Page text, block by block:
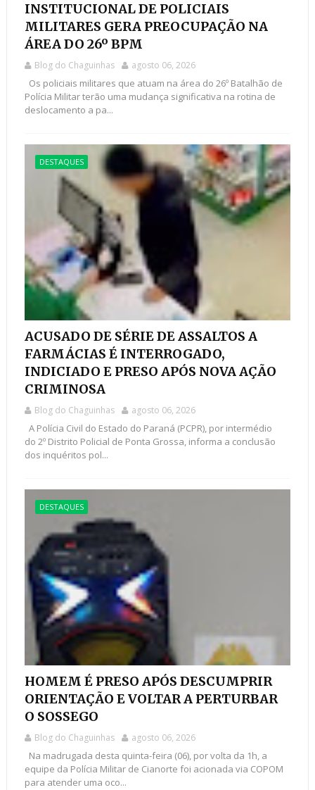
INSTITUCIONAL DE POLICIAIS
MILITARES GERA PREOCUPAÇÃO NA
ÁREA DO 26º BPM
Blog do Chaguinhas agosto 06, 2026
Os policiais militares que atuam na área do 26º Batalhão de
Polícia Militar terão uma mudança significativa na rotina de
deslocamento a pa...
DESTAQUES
ACUSADO DE SÉRIE DE ASSALTOS A
FARMÁCIAS É INTERROGADO,
INDICIADO E PRESO APÓS NOVA AÇÃO
CRIMINOSA
Blog do Chaguinhas agosto 06, 2026
A Polícia Civil do Estado do Paraná (PCPR), por intermédio
do 2º Distrito Policial de Ponta Grossa, informa a conclusão
dos inquéritos pol...
DESTAQUES
HOMEM É PRESO APÓS DESCUMPRIR
ORIENTAÇÃO E VOLTAR A PERTURBAR
O SOSSEGO
Blog do Chaguinhas agosto 06, 2026
Na madrugada desta quinta-feira (06), por volta da 1h, a
equipe da Polícia Militar de Cianorte foi acionada via COPOM
para atender uma oco...